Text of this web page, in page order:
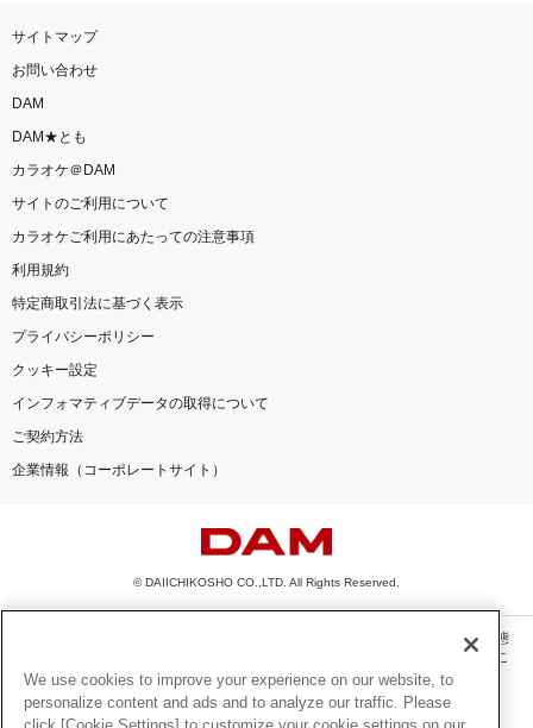
サイトマップ
お問い合わせ
DAM
DAM★とも
カラオケ＠DAM
サイトのご利用について
カラオケご利用にあたっての注意事項
利用規約
特定商取引法に基づく表示
プライバシーポリシー
クッキー設定
インフォマティブデータの取得について
ご契約方法
企業情報（コーポレートサイト）
© DAIICHIKOSHO CO.,LTD. All Rights Reserved.
このサイトに掲載されている一切の文章・画像・写真・動画・音声等を、手段や形態
を問わず、著作権法の定める範囲を超えて無断で複製、転載、ファイル化などするこ
とを禁じます。
楽曲及びコンテンツは、機種によりご利用いただけない場合があります。
We use cookies to improve your experience on our website, to
personalize content and ads and to analyze our traffic. Please